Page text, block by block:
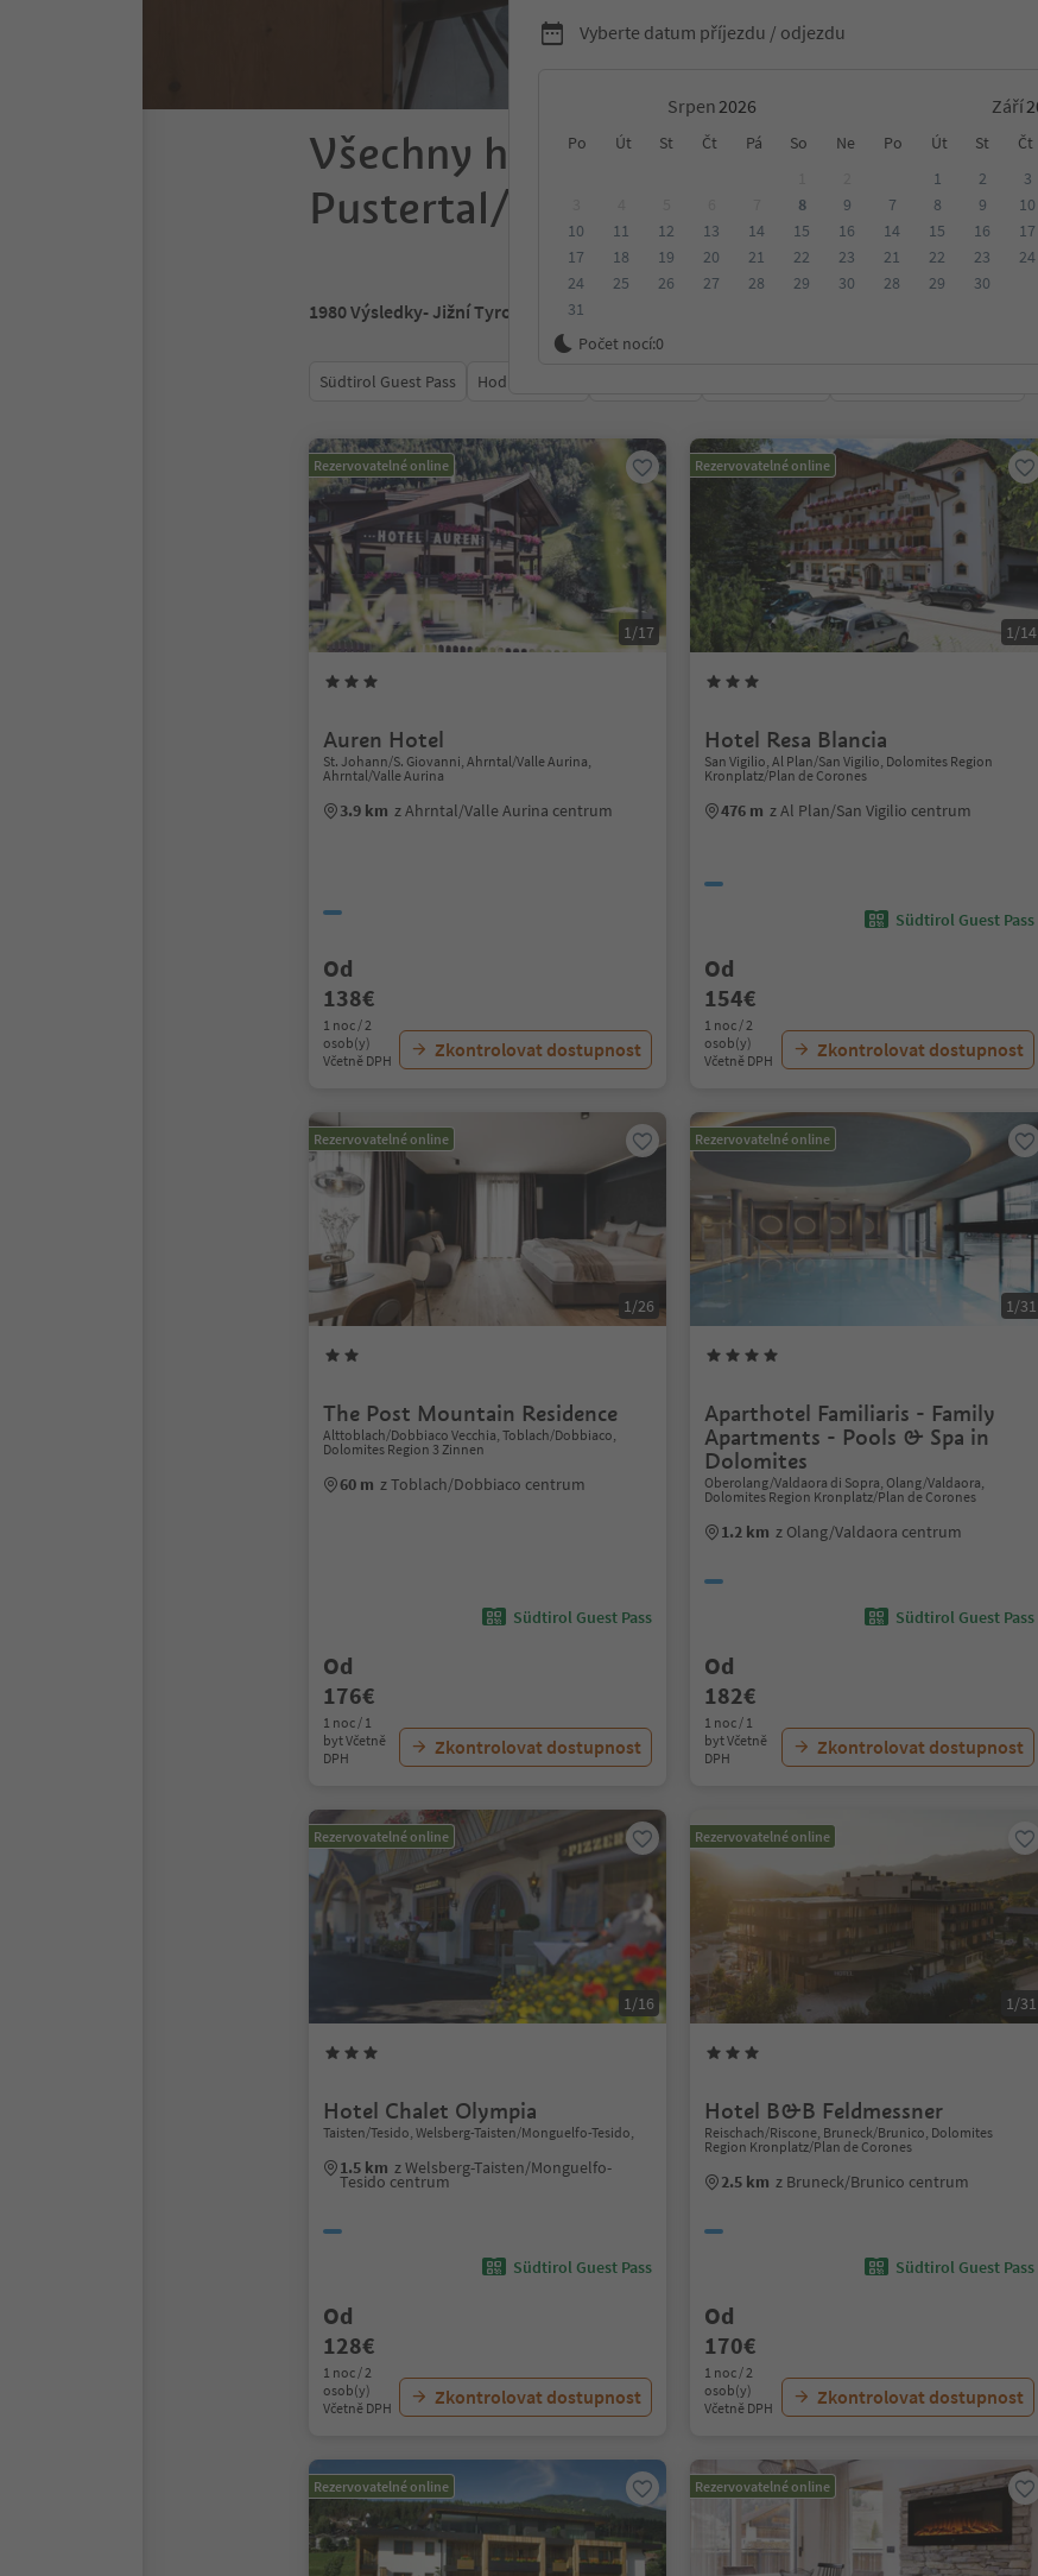
Vyberte datum příjezdu / odjezdu
Srpen Září
Po Út St Čt Pá So Ne Po Út St Čt
8
9
10
11 12 13 14 15
16
17
18 19 20 21 22
23
24
25 26 27 28 29
30
31
1 2 3
7
8 9 10
14
15 16 17
21
22 23 24
28
29 30
Počet nocí:0
Všechny hotely a penziony v
Pustertal/Val Pusteria
1980Výsledky- Jižní Tyrolsko
Südtirol Guest Pass Hodnocení
Rezervovatelné online
1/17
Auren Hotel
St. Johann/S. Giovanni, Ahrntal/Valle Aurina,
Ahrntal/Valle Aurina
3.9 km z Ahrntal/Valle Aurina centrum
Od
138€
1 noc / 2
osob(y)
Včetně DPH
Zkontrolovat dostupnost
Rezervovatelné online
1/14
Hotel Resa Blancia
San Vigilio, Al Plan/San Vigilio, Dolomites Region
Kronplatz/Plan de Corones
476 m z Al Plan/San Vigilio centrum
Südtirol Guest Pass
Od
154€
1 noc / 2
osob(y)
Včetně DPH
Zkontrolovat dostupnost
Rezervovatelné online
1/26
The Post Mountain Residence
Alttoblach/Dobbiaco Vecchia, Toblach/Dobbiaco,
Dolomites Region 3 Zinnen
60 m z Toblach/Dobbiaco centrum
Südtirol Guest Pass
Od
176€
1 noc / 1
byt Včetně
DPH
Zkontrolovat dostupnost
Rezervovatelné online
1/31
Aparthotel Familiaris - Family
Apartments - Pools & Spa in
Dolomites
Oberolang/Valdaora di Sopra, Olang/Valdaora,
Dolomites Region Kronplatz/Plan de Corones
1.2 km z Olang/Valdaora centrum
Südtirol Guest Pass
Od
182€
1 noc / 1
byt Včetně
DPH
Zkontrolovat dostupnost
Rezervovatelné online
1/16
Hotel Chalet Olympia
Taisten/Tesido, Welsberg-Taisten/Monguelfo-Tesido,
1.5 km z Welsberg-Taisten/Monguelfo-
Tesido centrum
Südtirol Guest Pass
Od
128€
1 noc / 2
osob(y)
Včetně DPH
Zkontrolovat dostupnost
Rezervovatelné online
1/31
Hotel B&B Feldmessner
Reischach/Riscone, Bruneck/Brunico, Dolomites
Region Kronplatz/Plan de Corones
2.5 km z Bruneck/Brunico centrum
Südtirol Guest Pass
Od
170€
1 noc / 2
osob(y)
Včetně DPH
Zkontrolovat dostupnost
Rezervovatelné online Rezervovatelné online